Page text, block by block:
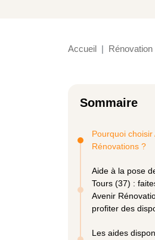
Accueil Rénovation
Sommaire
Pourquoi choisir
Rénovations ?
Aide à la pose
Tours (37) :
Avenir
profiter des
Les aides